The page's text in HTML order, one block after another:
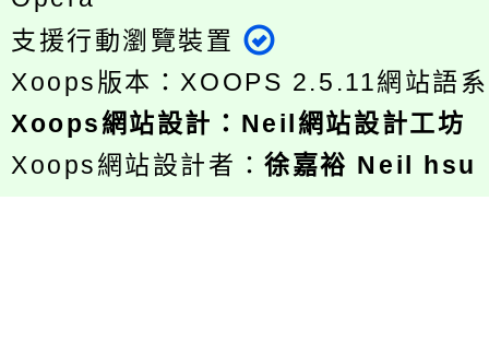
支援行動瀏覽裝置
Xoops版本： XOOPS 2.5.11網站語
Xoops網站設計 ： Neil網站設計工坊
Xoops網站設計者：徐嘉裕 Neil hsu